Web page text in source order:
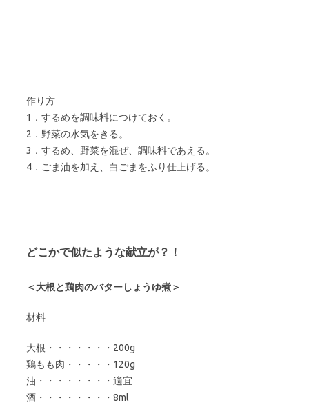
作り方
1．するめを調味料につけておく。
2．野菜の水気をきる。
3．するめ、野菜を混ぜ、調味料であえる。
4．ごま油を加え、白ごまをふり仕上げる。
どこかで似たような献立が？！
＜大根と鶏肉のバターしょうゆ煮＞
材料
大根・・・・・・・200g
鶏もも肉・・・・・120g
油・・・・・・・・適宜
酒・・・・・・・・8ml